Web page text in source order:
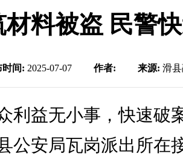
材料被盗 民警
时间: 2025-07-07 作者: 来源: 滑
益无小事，快速破
公安局瓦岗派出所在